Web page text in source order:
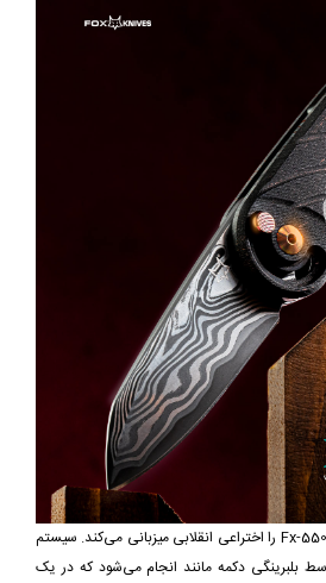
ضخامت 4 میلی متری Fx-550 DCFR را اختراعی انقلابی میزبانی می‌کند. سیستم
بلبرینگی دکمه مانند انجام می‌شود که در یک